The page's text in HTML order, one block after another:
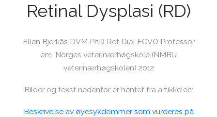
Retinal Dysplasi (RD)
Ellen Bjerkås DVM PhD Ret Dipl ECVO Professor
em. Norges veterinærhøgskole (NMBU
veterinærhøgskolen) 2012
Bilder og tekst nedenfor er hentet fra artikkelen:
Beskrivelse av øyesykdommer som vurderes på